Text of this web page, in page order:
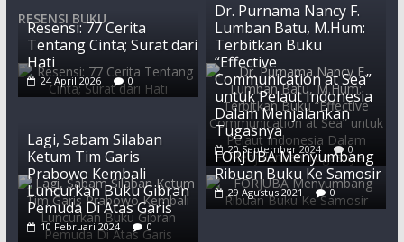
RESENSI BUKU
Resensi: 77 Cerita
Tentang Cinta; Surat dari
Hati
24 April 2026 0
Dr. Purnama Nancy F.
Lumban Batu, M.Hum:
Terbitkan Buku
“Effective
Communication at Sea”
untuk Pelaut Indonesia
Dalam Menjalankan
Tugasnya
20 September 2024 0
Lagi, Sabam Silaban
Ketum Tim Garis
Prabowo Kembali
Luncurkan Buku Gibran
Pemuda Di Atas Garis
10 Februari 2024 0
FORJUBA Menyumbang
Ribuan Buku Ke Samosir
29 Agustus 2021 0